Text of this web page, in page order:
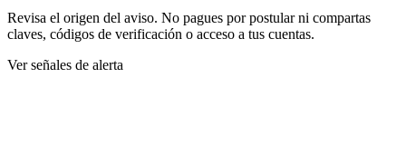
Revisa el origen del aviso. No pagues por postular ni compartas
claves, códigos de verificación o acceso a tus cuentas.
Ver señales de alerta